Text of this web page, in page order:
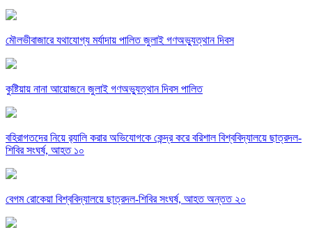
মৌলভীবাজারে যথাযোগ্য মর্যাদায় পালিত জুলাই গণঅভ্যুত্থান দিবস
কুষ্টিয়ায় নানা আয়োজনে জুলাই গণঅভ্যুত্থান দিবস পালিত
বহিরাগতদের নিয়ে র‍্যালি করার অভিযোগকে কেন্দ্র করে বরিশাল বিশ্ববিদ্যালয়ে ছাত্রদল-
শিবির সংঘর্ষ, আহত ১০
বেগম রোকেয়া বিশ্ববিদ্যালয়ে ছাত্রদল-শিবির সংঘর্ষ, আহত অন্তত ২০